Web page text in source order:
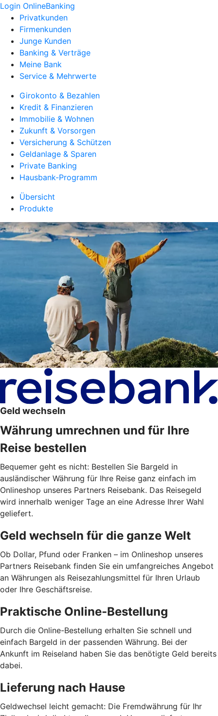
Login OnlineBanking
Privatkunden
Firmenkunden
Junge Kunden
Banking & Verträge
Meine Bank
Service & Mehrwerte
Girokonto & Bezahlen
Kredit & Finanzieren
Immobilie & Wohnen
Zukunft & Vorsorgen
Versicherung & Schützen
Geldanlage & Sparen
Private Banking
Hausbank-Programm
Übersicht
Produkte
Geld wechseln
Währung umrechnen und für Ihre
Reise bestellen
Bequemer geht es nicht: Bestellen Sie Bargeld in
ausländischer Währung für Ihre Reise ganz einfach im
Onlineshop unseres Partners Reisebank. Das Reisegeld
wird innerhalb weniger Tage an eine Adresse Ihrer Wahl
geliefert.
Geld wechseln für die ganze Welt
Ob Dollar, Pfund oder Franken – im Onlineshop unseres
Partners Reisebank finden Sie ein umfangreiches Angebot
an Währungen als Reisezahlungsmittel für Ihren Urlaub
oder Ihre Geschäftsreise.
Praktische Online-Bestellung
Durch die Online-Bestellung erhalten Sie schnell und
einfach Bargeld in der passenden Währung. Bei der
Ankunft im Reiseland haben Sie das benötigte Geld bereits
dabei.
Lieferung nach Hause
Geldwechsel leicht gemacht: Die Fremdwährung für Ihr